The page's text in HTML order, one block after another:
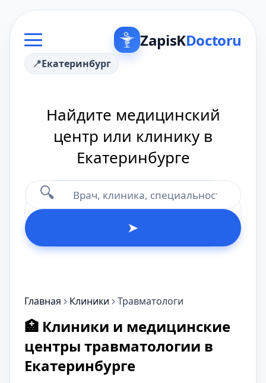
ZapisKDoctoru
Екатеринбург
Найдите медицинский
центр или клинику в
Екатеринбурге
🔍
➤
Главная Клиники Травматологи
🏥 Клиники и медицинские
центры травматологии в
Екатеринбурге